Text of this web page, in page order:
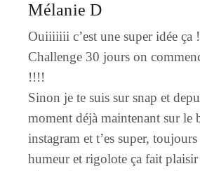
Mélanie D
Ouiiiiiii c’est une super idée ça
Challenge 30 jours on
!!!!
Sinon je te suis sur snap et
moment déjà maintenant sur le
instagram et t’es super,
humeur et rigolote ça fait